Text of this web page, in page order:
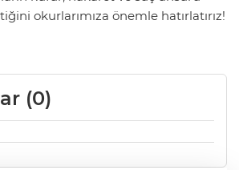
okurlarımıza önemle hatırlatırız!
(0)